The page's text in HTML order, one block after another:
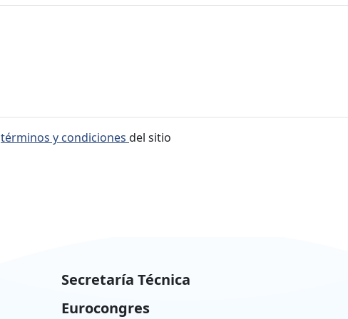
términos y condiciones del sitio
Secretaría Técnica
Eurocongres